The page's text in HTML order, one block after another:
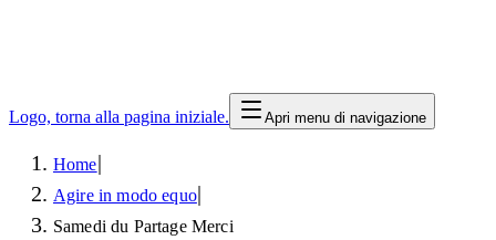
Logo, torna alla pagina iniziale. Apri menu di navigazione
Home|
Agire in modo equo|
Samedi du Partage Merci